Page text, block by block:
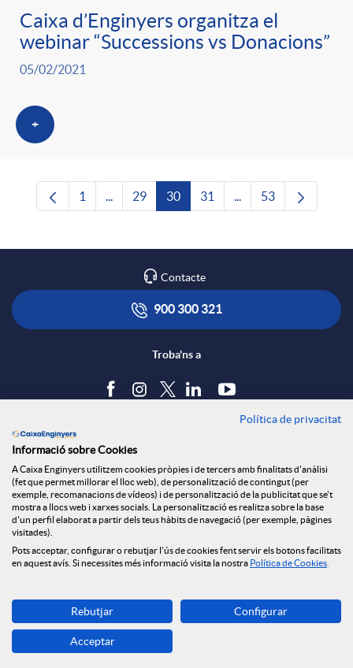
Caixa d’Enginyers organitza el
webinar “Successions vs Donacions”
05/02/2021
+
Pàgina
1 ...Pàgines intermèdies Utilitzeu TAB per
Pàgina
29 Pàgina
30 Pàgina
31 ...Pàgines intermèdies
Pàgina
53
Contacte
900 300 321
Troba'ns a
Política de cookies
Avís legal
Seguretat Online
Canal denúncies
Descarrega-la ara
Banca MOBILE
© Grup Caixa Enginyers 2026
Política de privacitat
Informació sobre Cookies
A Caixa Enginyers utilitzem cookies pròpies i de tercers amb finalitats d'anàlisi
(fet que permet millorar el lloc web), de personalització de contingut (per
exemple, recomanacions de vídeos) i de personalització de la publicitat que se't
mostra a llocs web i xarxes socials. La personalització es realitza sobre la base
d'un perfil elaborat a partir dels teus hàbits de navegació (per exemple, pàgines
visitades).
Pots acceptar, configurar o rebutjar l'ús de cookies fent servir els botons facilitats
en aquest avís. Si necessites més informació visita la nostra Política de Cookies
Rebutjar Configurar
Acceptar